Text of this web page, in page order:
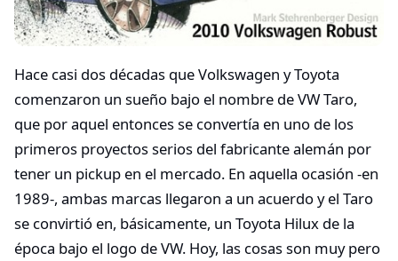
Hace casi dos décadas que Volkswagen y Toyota
comenzaron un sueño bajo el nombre de VW Taro,
que por aquel entonces se convertía en uno de los
primeros proyectos serios del fabricante alemán por
tener un pickup en el mercado. En aquella ocasión -en
1989-, ambas marcas llegaron a un acuerdo y el Taro
se convirtió en, básicamente, un Toyota Hilux de la
época bajo el logo de VW. Hoy, las cosas son muy pero